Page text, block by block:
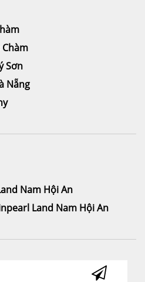
Chàm
Sơn
Nẵng
Nam Hội An
Land Nam Hội An